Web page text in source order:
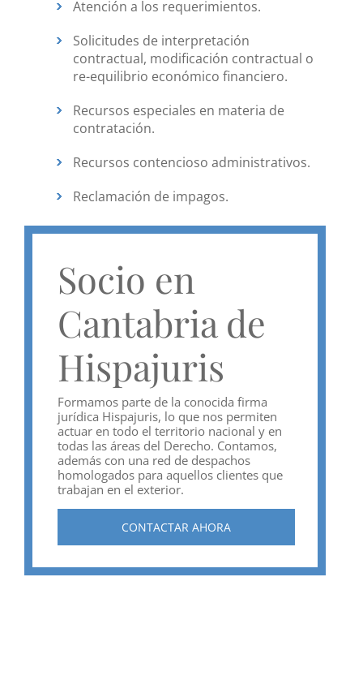
Atención a los requerimientos.
Solicitudes de interpretación
contractual, modificación contractual o
re-equilibrio económico financiero.
Recursos especiales en materia de
contratación.
Recursos contencioso administrativos.
Reclamación de impagos.
Socio en
Cantabria de
Hispajuris
Formamos parte de la conocida firma
jurídica Hispajuris, lo que nos permiten
actuar en todo el territorio nacional y en
todas las áreas del Derecho. Contamos,
además con una red de despachos
homologados para aquellos clientes que
trabajan en el exterior.
CONTACTAR AHORA